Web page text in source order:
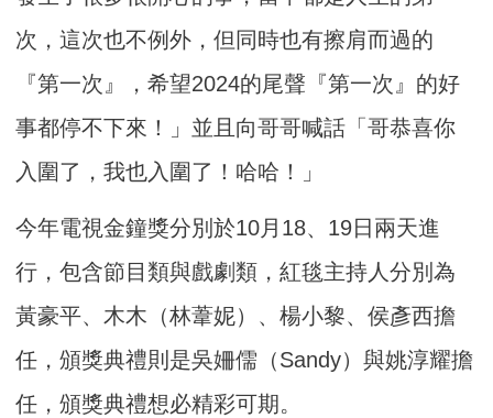
次，這次也不例外，但同時也有擦肩而過的
『第一次』，希望2024的尾聲『第一次』的好
事都停不下來！」並且向哥哥喊話「哥恭喜你
入圍了，我也入圍了！哈哈！」
今年電視金鐘獎分別於10月18、19日兩天進
行，包含節目類與戲劇類，紅毯主持人分別為
黃豪平、木木（林葦妮）、楊小黎、侯彥西擔
任，頒獎典禮則是吳姍儒（Sandy）與姚淳耀擔
任，頒獎典禮想必精彩可期。